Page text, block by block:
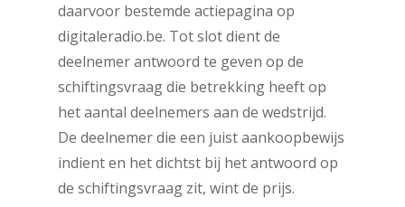
daarvoor bestemde actiepagina op
digitaleradio.be. Tot slot dient de
deelnemer antwoord te geven op de
schiftingsvraag die betrekking heeft op
het aantal deelnemers aan de wedstrijd.
De deelnemer die een juist aankoopbewijs
indient en het dichtst bij het antwoord op
de schiftingsvraag zit, wint de prijs.